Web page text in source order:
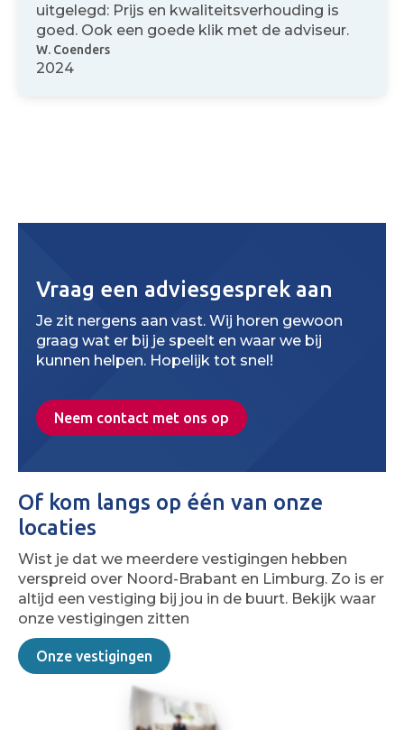
uitgelegd: Prijs en kwaliteitsverhouding is
goed. Ook een goede klik met de adviseur.
W. Coenders
2024
Vraag een adviesgesprek aan
Je zit nergens aan vast. Wij horen gewoon
graag wat er bij je speelt en waar we bij
kunnen helpen. Hopelijk tot snel!
Neem contact met ons op
Of kom langs op één van onze
locaties
Wist je dat we meerdere vestigingen hebben
verspreid over Noord-Brabant en Limburg. Zo is er
altijd een vestiging bij jou in de buurt. Bekijk waar
onze vestigingen zitten
Onze vestigingen